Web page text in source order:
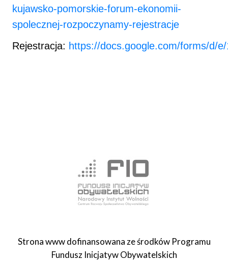
kujawsko-pomorskie-forum-ekonomii-
spolecznej-rozpoczynamy-rejestracje
Rejestracja: https://docs.google.com/forms/d/
Strona www dofinansowana ze środków Programu
Fundusz Inicjatyw Obywatelskich